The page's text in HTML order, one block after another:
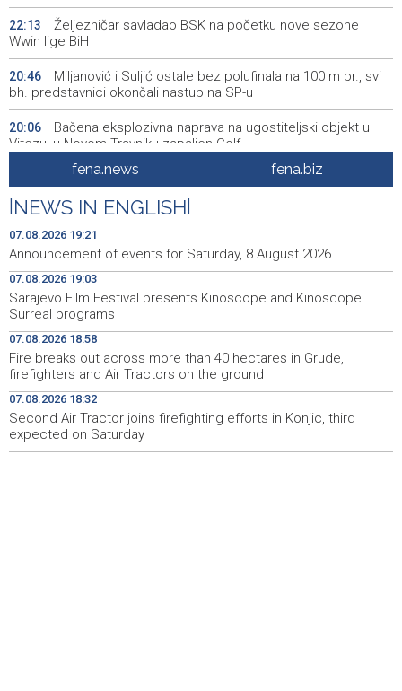
22:13
Željezničar savladao BSK na početku nove sezone
Wwin lige BiH
20:46
Miljanović i Suljić ostale bez polufinala na 100 m pr., svi
bh. predstavnici okončali nastup na SP-u
20:06
Bačena eksplozivna naprava na ugostiteljski objekt u
Vitezu, u Novom Travniku zapaljen Golf
Galerija ULUPUBiH otvara novu izlagačku sezonu,
predstavlja novi izlagački program
19:44 Faris Dževahirić novi nogometaš Veleža
Announcement of events for Saturday, 8 August 2026
19:10
Rudari Milanovića ubijedili da ode kući, Memčić se već
ponovo vratio u jamu 'Raspotočje'
19:03
Sarajevo Film Festival presents Kinoscope and
Kinoscope Surreal programs
19:00 Najave događaja za 8. 8. 2026. godine (subota)
fena.news fena.biz
NEWS IN ENGLISH
07.08.2026 19:21
Announcement of events for Saturday, 8 August 2026
07.08.2026 19:03
Sarajevo Film Festival presents Kinoscope and Kinoscope
Surreal programs
07.08.2026 18:58
Fire breaks out across more than 40 hectares in Grude,
firefighters and Air Tractors on the ground
07.08.2026 18:32
Second Air Tractor joins firefighting efforts in Konjic, third
expected on Saturday